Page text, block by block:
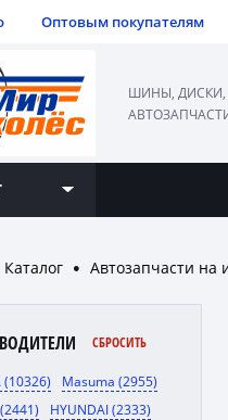
Оптовым покупателям
ШИНЫ, ДИСКИ,
Каталог ● Автозапчасти на
СБРОСИТЬ
(10326)
Masuma (2955)
HYUNDAI (2333)